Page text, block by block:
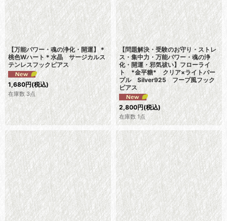
【万能パワー・魂の浄化・開運】＊
桃色Wハート＊水晶 サージカルス
テンレスフックピアス
1,680円(税込)
在庫数 3点
【問題解決・受験のお守り・ストレ
ス・集中力・万能パワー・魂の浄
化・開運・邪気祓い】フローライ
ト *金平糖* クリア×ライトパー
プル Silver925 フープ風フック
ピアス
2,800円(税込)
在庫数 1点